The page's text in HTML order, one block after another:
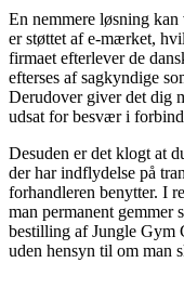
En nemmere løsning
er støttet af e-mærket,
firmaet efterlever de
efterses af sagkyndige
Derudover giver det dig
udsat for besvær i
Desuden er det klogt at
der har indflydelse på
forhandleren benytter. I
man permanent gemmer
bestilling af Jungle
uden hensyn til om man